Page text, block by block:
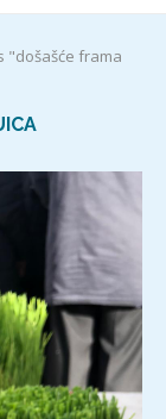
"došašće frama